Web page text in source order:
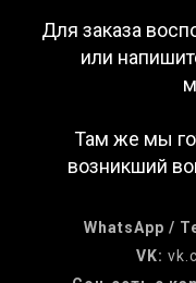
Для заказа
или
Там же мы
возникший
WhatsApp /
VK: